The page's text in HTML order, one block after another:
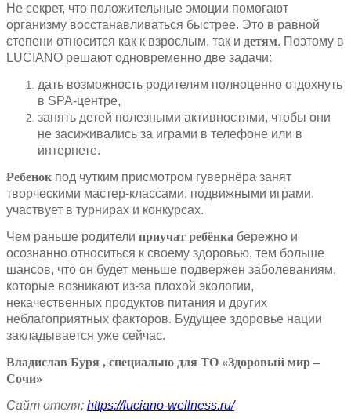
Не секрет, что положительные эмоции помогают
организму восстанавливаться быстрее. Это в равной
степени относится как к взрослым, так и детям. Поэтому в
LUCIANO решают одновременно две задачи:
дать возможность родителям полноценно отдохнуть
в SPA-центре,
занять детей полезными активностями, чтобы они
не засиживались за играми в телефоне или в
интернете.
Ребенок под чутким присмотром гувернёра занят
творческими мастер-классами, подвижными играми,
участвует в турнирах и конкурсах.
Чем раньше родители приучат ребёнка бережно и
осознанно относиться к своему здоровью, тем больше
шансов, что он будет меньше подвержен заболеваниям,
которые возникают из-за плохой экологии,
некачественных продуктов питания и других
неблагоприятных факторов. Будущее здоровье нации
закладывается уже сейчас.
Владислав Буря , специально для ТО «Здоровый мир –
Сочи»
Сайт отеля: https://luciano-wellness.ru/